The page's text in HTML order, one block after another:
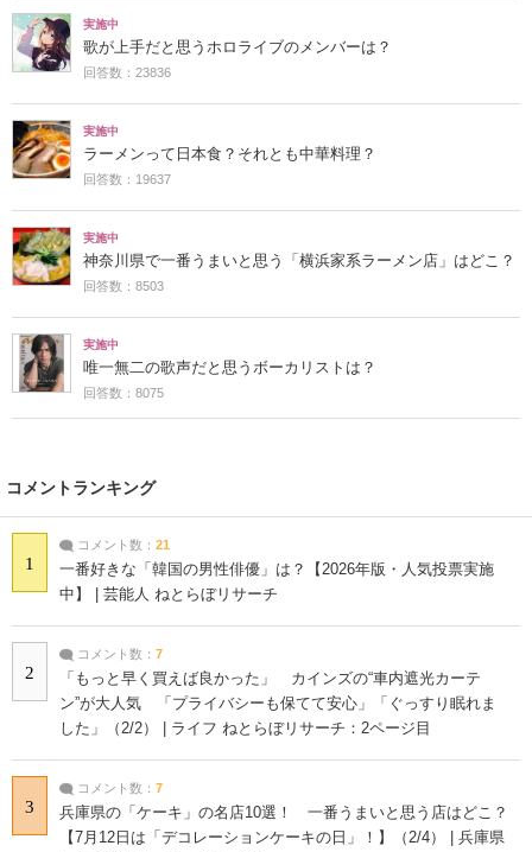
実施中
歌が上手だと思うホロライブのメンバーは？
回答数：23836
実施中
ラーメンって日本食？それとも中華料理？
回答数：19637
実施中
神奈川県で一番うまいと思う「横浜家系ラーメン店」はどこ？
回答数：8503
実施中
唯一無二の歌声だと思うボーカリストは？
回答数：8075
コメントランキング
1
コメント数： 21
一番好きな「韓国の男性俳優」は？【2026年版・人気投票実施
中】 | 芸能人 ねとらぼリサーチ
2
コメント数： 7
「もっと早く買えば良かった」 カインズの“車内遮光カーテ
ン”が大人気 「プライバシーも保てて安心」「ぐっすり眠れま
した」（2/2） | ライフ ねとらぼリサーチ：2ページ目
3
コメント数： 7
兵庫県の「ケーキ」の名店10選！ 一番うまいと思う店はどこ？
【7月12日は「デコレーションケーキの日」！】（2/4） | 兵庫県